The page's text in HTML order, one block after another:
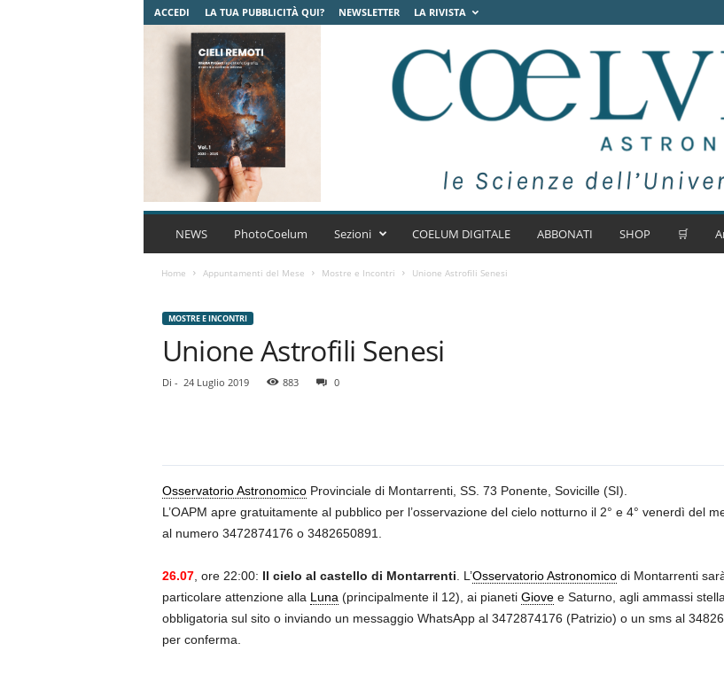
ACCEDI LA TUA PUBBLICITÀ QUI? NEWSLETTER LA RIVISTA
C
t
r
a
NEWS PhotoCoelum Sezioni COELUM DIGITALE ABBONATI SHOP 🛒
Home Appuntamenti del Mese Mostre e Incontri Unione Astrofili Senesi
MOSTRE E INCONTRI
Unione Astrofili Senesi
Di - 24 Luglio 2019 883 0
Osservatorio AstronomicoProvinciale di Montarrenti, SS. 73 Ponente, Sovicille (SI).
L’OAPM apre gratuitamente al pubblico per l’osservazione del cielo notturno il 2° e 4° venerdì del
al numero 3472874176 o 3482650891.
26.07, ore 22:00: Il cielo al castello di Montarrenti . L’Osservatorio Astronomicodi Montarrenti
particolare attenzione alla Luna (principalmente il 12), ai pianeti Giovee Saturno, agli ammassi
obbligatoria sul sito o inviando un messaggio WhatsApp al 3472874176 (Patrizio) o un sms al
per conferma.